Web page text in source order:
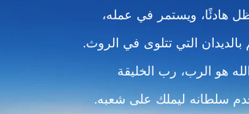
هادئًا، ويستمر في عمله،
بالديدان التي تتلوى في الروث.
الله هو الرب، رب الخليقة
سلطانه ليملك على شعبه.